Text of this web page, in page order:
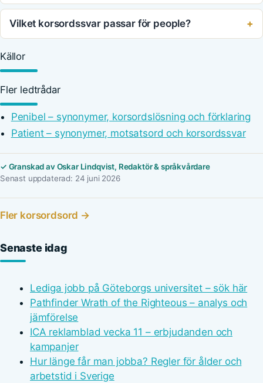
Vilket korsordssvar passar för people?
Källor
Fler ledtrådar
Penibel – synonymer, korsordslösning och förklaring
Patient – synonymer, motsatsord och korsordssvar
✓ Granskad av Oskar Lindqvist, Redaktör & språkvårdare
Senast uppdaterad: 24 juni 2026
Fler korsordsord →
Senaste idag
Lediga jobb på Göteborgs universitet – sök här
Pathfinder Wrath of the Righteous – analys och
jämförelse
ICA reklamblad vecka 11 – erbjudanden och
kampanjer
Hur länge får man jobba? Regler för ålder och
arbetstid i Sverige